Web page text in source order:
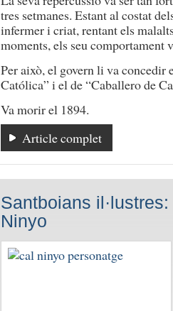
tres setmanes. Estant al costat
infermer i criat, rentant els
moments, els seu comportament
Per això, el govern li va concedir
Católica” i el de “Caballero de
Va morir el 1894.
Article complet
Santboians
Ninyo